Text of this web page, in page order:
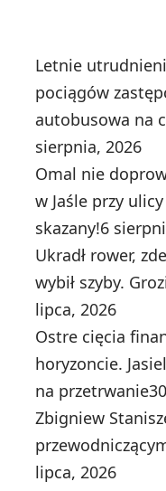
Letnie
pociągów
autobusowa na
sierpnia, 2026
Omal nie
w Jaśle przy
skazany!6
Ukradł rower,
wybił szyby.
lipca, 2026
Ostre cięcia
horyzoncie.
na przetrwanie
Zbigniew
lipca, 2026